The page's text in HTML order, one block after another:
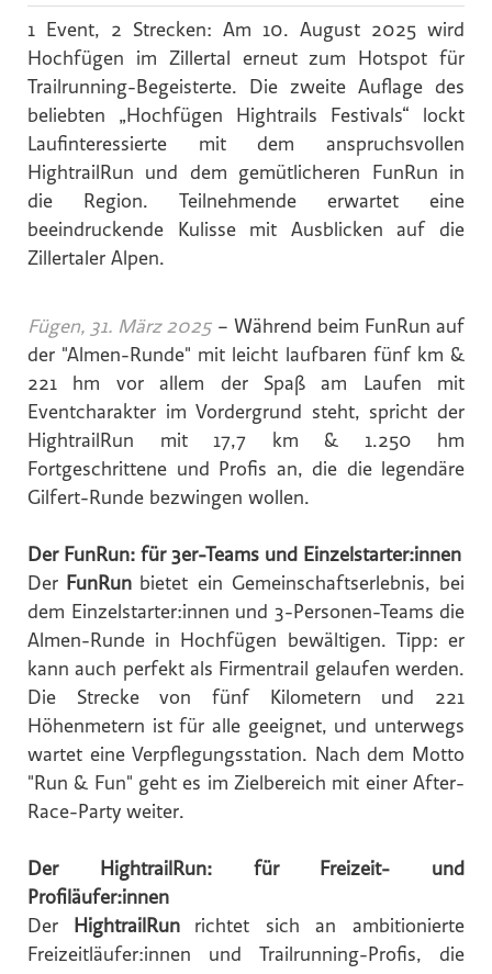
Schultz Gruppe
TVB Ferienregion Fügen-Kaltenbach im Zillertal
TYROLIT
SWACRIT systems
Zukunftsbüro ZTB
(f)acts p8 digital
Tiroler Gebietskrankenkasse
IWO - Institut für Wärme und Öltechnik
VOLKSBANK
SPARDA-BANK
Mozart
Hochriegl
White Claw
Top Spirit
Rohrdorfer
P.M. Mounier
Eccovia
ALPS RESORTS
Sinnmacher
TRINERGY
Global Sustainability Ski Alliance
1 Event, 2 Strecken: Am 10. August 2025 wird
Hochfügen im Zillertal erneut zum Hotspot für
Trailrunning-Begeisterte. Die zweite Auflage des
beliebten „Hochfügen Hightrails Festivals“ lockt
Laufinteressierte mit dem anspruchsvollen
HightrailRun und dem gemütlicheren FunRun in
die Region. Teilnehmende erwartet eine
beeindruckende Kulisse mit Ausblicken auf die
Zillertaler Alpen.
Fügen, 31. März 2025– Während beim FunRun auf
der "Almen-Runde" mit leicht laufbaren fünf km &
221 hm vor allem der Spaß am Laufen mit
Eventcharakter im Vordergrund steht, spricht der
HightrailRun mit 17,7 km & 1.250 hm
Fortgeschrittene und Profis an, die die legendäre
Gilfert-Runde bezwingen wollen.
Der FunRun: für 3er-Teams und Einzelstarter:innen
Der FunRun bietet ein Gemeinschaftserlebnis, bei
dem Einzelstarter:innen und 3-Personen-Teams die
Almen-Runde in Hochfügen bewältigen. Tipp: er
kann auch perfekt als Firmentrail gelaufen werden.
Die Strecke von fünf Kilometern und 221
Höhenmetern ist für alle geeignet, und unterwegs
wartet eine Verpflegungsstation. Nach dem Motto
"Run & Fun" geht es im Zielbereich mit einer After-
Race-Party weiter.
Der HightrailRun: für Freizeit- und
Profiläufer:innen
Der HightrailRun richtet sich an ambitionierte
Freizeitläufer:innen und Trailrunning-Profis, die